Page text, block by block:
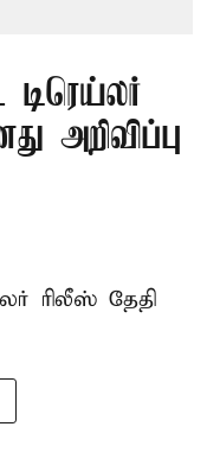
அறிவிப்பு
ரிலீஸ் தேதி